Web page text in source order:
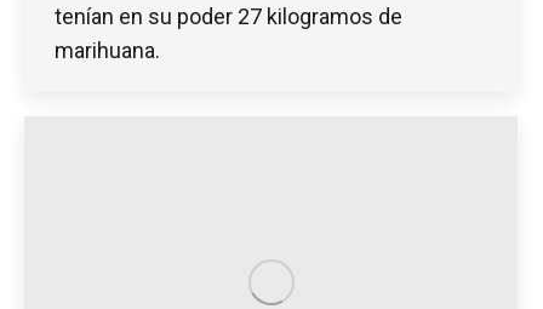
tenían en su poder 27 kilogramos de
marihuana.